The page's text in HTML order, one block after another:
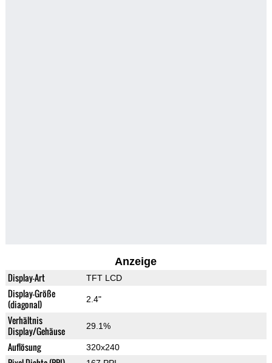
Anzeige
Display-Art TFT LCD
Display-Größe
(diagonal)
2.4"
Verhältnis
Display/Gehäuse
29.1%
Auflösung 320x240